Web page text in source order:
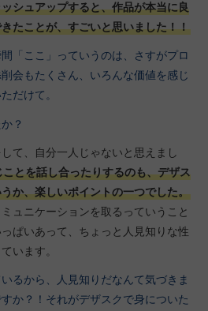
シュアップすると、作品が本当に良
たことが、すごいと思いました！！
「ここ」っていうのは、さすがプロ
会もたくさん、いろんな価値を感じ
だけて。
？
て、自分一人じゃないと思えまし
とを話し合ったりするのも、デザス
か、楽しいポイントの一つでした。
ュニケーションを取るっていうこと
ぱいあって、ちょっと人見知りな性
います。
るから、人見知りだなんて気づきま
か？！それがデザスクで身についた